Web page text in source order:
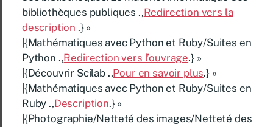
bibliothèques publiques .,Redirection vers la
description .} »
|{Mathématiques avec Python et Ruby/Suites en
Python .,Redirection vers l’ouvrage.} »
|{Découvrir Scilab .,Pour en savoir plus.} »
|{Mathématiques avec Python et Ruby/Suites en
Ruby .,Description.} »
|{Photographie/Netteté des images/Netteté des